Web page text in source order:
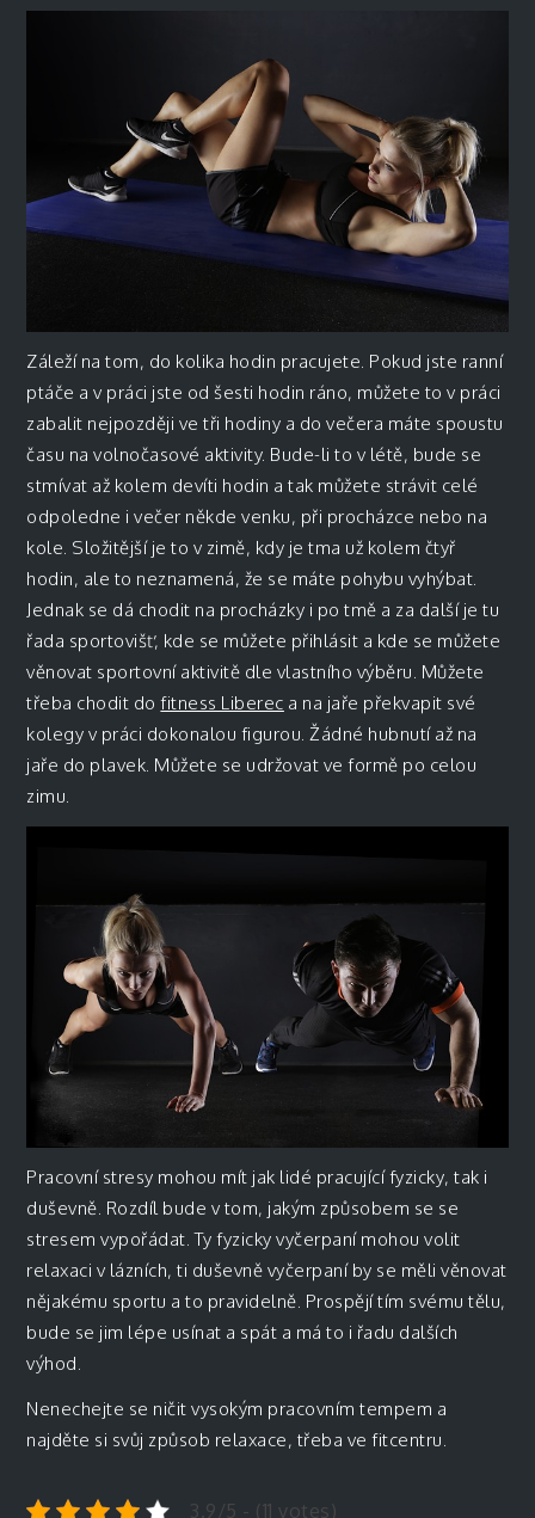
Záleží na tom, do kolika hodin pracujete. Pokud jste ranní
ptáče a v práci jste od šesti hodin ráno, můžete to v práci
zabalit nejpozději ve tři hodiny a do večera máte spoustu
času na volnočasové aktivity. Bude-li to v létě, bude se
stmívat až kolem devíti hodin a tak můžete strávit celé
odpoledne i večer někde venku, při procházce nebo na
kole. Složitější je to v zimě, kdy je tma už kolem čtyř
hodin, ale to neznamená, že se máte pohybu vyhýbat.
Jednak se dá chodit na procházky i po tmě a za další je tu
řada sportovišť, kde se můžete přihlásit a kde se můžete
věnovat sportovní aktivitě dle vlastního výběru. Můžete
třeba chodit dofitness Liberec a na jaře překvapit své
kolegy v práci dokonalou figurou. Žádné hubnutí až na
jaře do plavek. Můžete se udržovat ve formě po celou
zimu.
Pracovní stresy mohou mít jak lidé pracující fyzicky, tak i
duševně. Rozdíl bude v tom, jakým způsobem se se
stresem vypořádat. Ty fyzicky vyčerpaní mohou volit
relaxaci v lázních, ti duševně vyčerpaní by se měli věnovat
nějakému sportu a to pravidelně. Prospějí tím svému tělu,
bude se jim lépe usínat a spát a má to i řadu dalších
výhod.
Nenechejte se ničit vysokým pracovním tempem a
najděte si svůj způsob relaxace, třeba ve fitcentru.
3.9/5 - (11 votes)